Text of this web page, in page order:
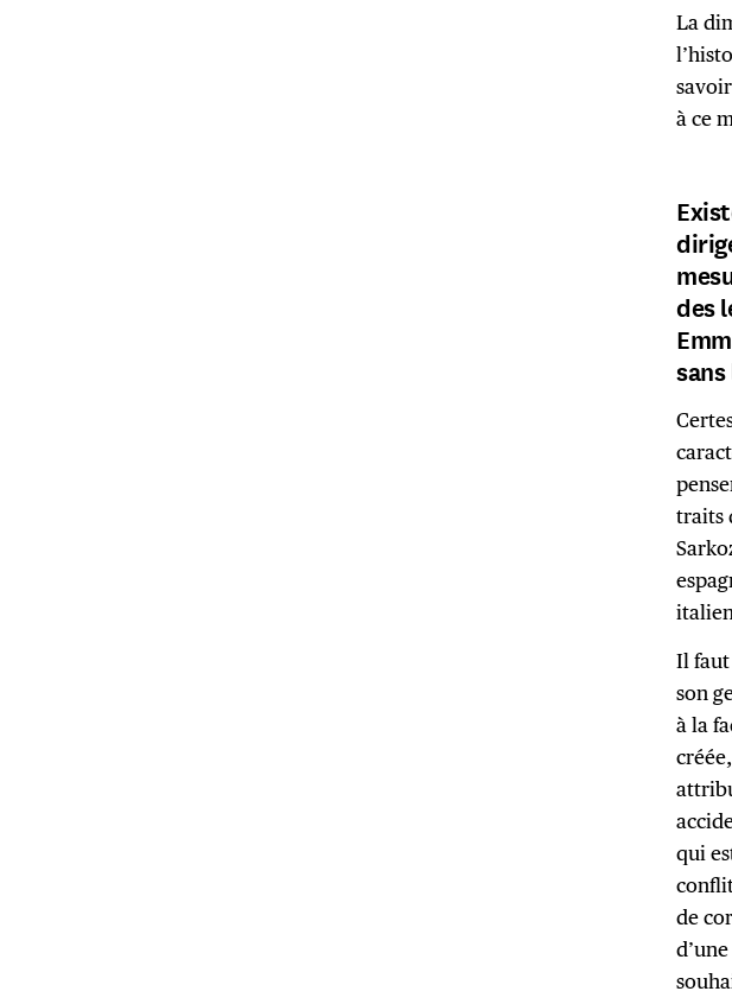
La
à ce
des
traits
Il faut
son
à la
qui
de